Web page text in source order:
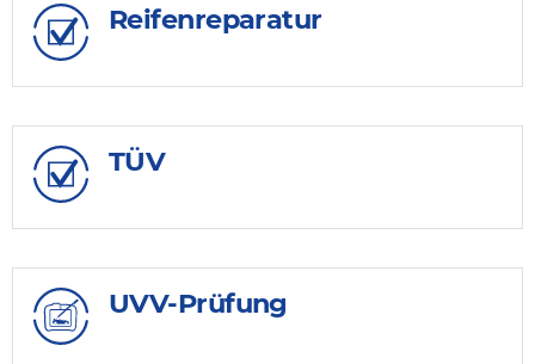
Reifenreparatur
TÜV
UVV-Prüfung